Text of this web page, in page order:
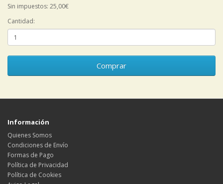
Sin impuestos: 25,00€
Cantidad:
Comprar
Información
Quienes Somos
Condiciones de Envío
Formas de Pago
Política de Privacidad
Política de Cookies